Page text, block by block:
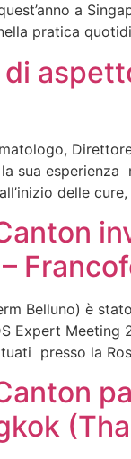
a
pratica
di
sua
delle
Belluno) è
Expert
presso la